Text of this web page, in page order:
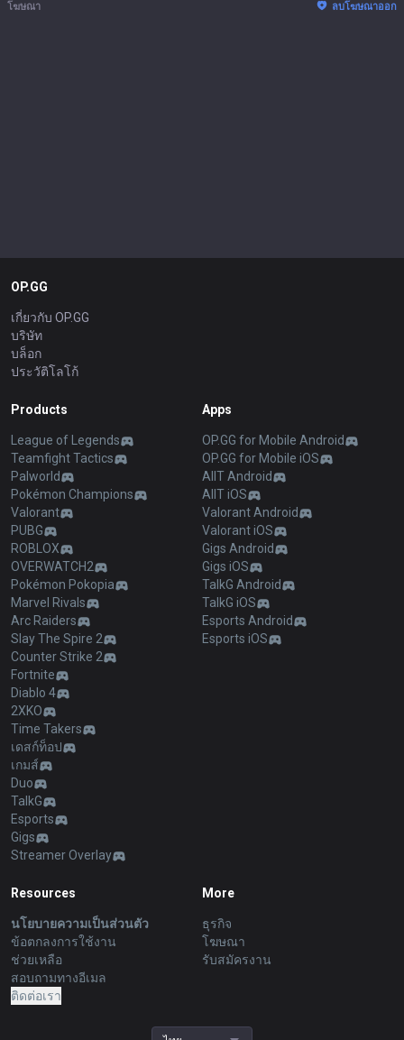
โฆษณา ลบโฆษณาออก
OP.GG
เกี่ยวกับ OP.GG
บริษัท
บล็อก
ประวัติโลโก้
Products
League of Legends
Teamfight Tactics
Palworld
Pokémon Champions
Valorant
PUBG
ROBLOX
OVERWATCH2
Pokémon Pokopia
Marvel Rivals
Arc Raiders
Slay The Spire 2
Counter Strike 2
Fortnite
Diablo 4
2XKO
Time Takers
เดสก์ท็อป
เกมส์
Duo
TalkG
Esports
Gigs
Streamer Overlay
Apps
OP.GG for Mobile Android
OP.GG for Mobile iOS
AllT Android
AllT iOS
Valorant Android
Valorant iOS
Gigs Android
Gigs iOS
TalkG Android
TalkG iOS
Esports Android
Esports iOS
Resources
นโยบายความเป็นส่วนตัว
ข้อตกลงการใช้งาน
ช่วยเหลือ
สอบถามทางอีเมล
ติดต่อเรา
More
ธุรกิจ
โฆษณา
รับสมัครงาน